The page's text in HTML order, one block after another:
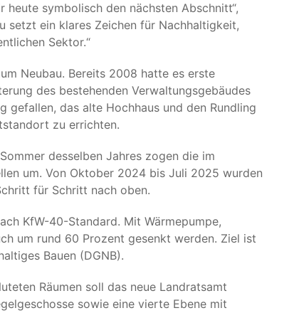
symbolisch den nächsten Abschnitt“,
setzt ein klares Zeichen für Nachhaltigkeit,
Sektor.“
Neubau. Bereits 2008 hatte es erste
des bestehenden Verwaltungsgebäudes
gefallen, das alte Hochhaus und den Rundling
zu errichten.
desselben Jahres zogen die im
um. Von Oktober 2024 bis Juli 2025 wurden
für Schritt nach oben.
KfW-40-Standard. Mit Wärmepumpe,
um rund 60 Prozent gesenkt werden. Ziel ist
Bauen (DGNB).
Räumen soll das neue Landratsamt
sowie eine vierte Ebene mit